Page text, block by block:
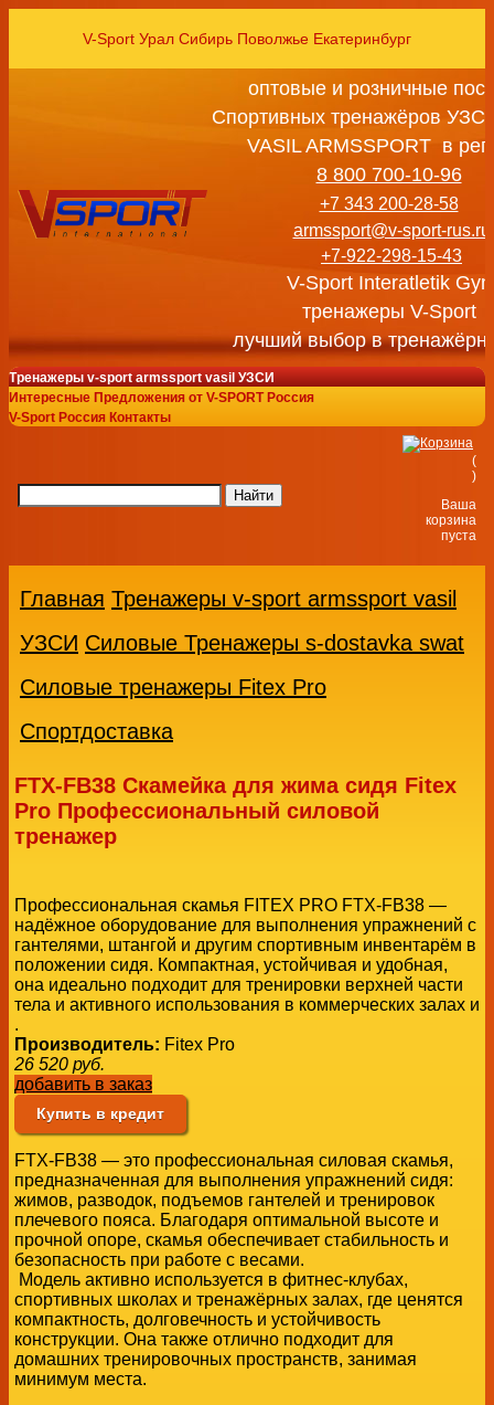
V-Sport Урал Сибирь Поволжье Екатеринбург
оптовые и розничные
Спортивных тренажёров
VASIL ARMSSPORT в
8 800 700-10-96
+7 343 200-28-58
armssport@v-sport-rus.ru
+7-922-298-15-43
V-Sport Interatletik
тренажеры V-Sport
лучший выбор в
Тренажеры v-sport armssport vasil УЗСИ
Интересные Предложения от V-SPORT Россия
V-Sport Россия Контакты
(
)
Ваша
корзина
пуста
Главная Тренажеры v-sport armssport vasil
УЗСИ Силовые Тренажеры s-dostavka swat
Силовые тренажеры Fitex Pro
Спортдоставка
FTX-FB38 Скамейка для жима сидя Fitex
Pro Профессиональный силовой
тренажер
Профессиональная скамья FITEX PRO FTX-FB38 —
надёжное оборудование для выполнения упражнений с
гантелями, штангой и другим спортивным инвентарём в
положении сидя. Компактная, устойчивая и удобная,
она идеально подходит для тренировки верхней части
тела и активного использования в коммерческих залах и
.
Производитель: Fitex Pro
26 520 руб.
добавить в заказ
Купить в кредит
FTX-FB38 — это профессиональная силовая скамья,
предназначенная для выполнения упражнений сидя:
жимов, разводок, подъемов гантелей и тренировок
плечевого пояса. Благодаря оптимальной высоте и
прочной опоре, скамья обеспечивает стабильность и
безопасность при работе с весами.
Модель активно используется в фитнес-клубах,
спортивных школах и тренажёрных залах, где ценятся
компактность, долговечность и устойчивость
конструкции. Она также отлично подходит для
домашних тренировочных пространств, занимая
минимум места.